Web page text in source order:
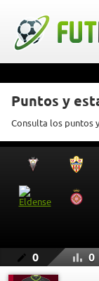
Puntos y
Consulta los puntos
0 0